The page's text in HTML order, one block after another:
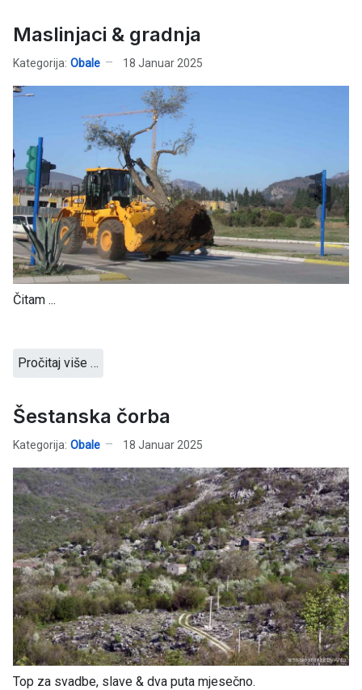
Maslinjaci & gradnja
Kategorija: Obale 18 Januar 2025
Čitam ...
Pročitaj više …
Šestanska čorba
Kategorija: Obale 18 Januar 2025
Top za svadbe, slave & dva puta mjesečno.